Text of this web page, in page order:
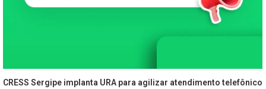
CRESS Sergipe implanta URA para agilizar atendimento telefônico